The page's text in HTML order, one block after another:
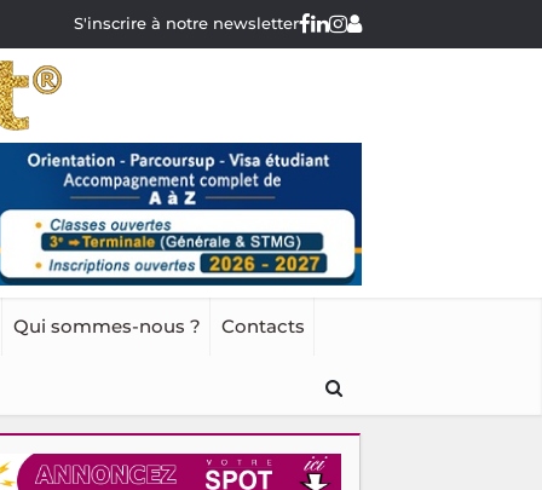
S'inscrire à notre newsletter
Qui sommes-nous ? Contacts